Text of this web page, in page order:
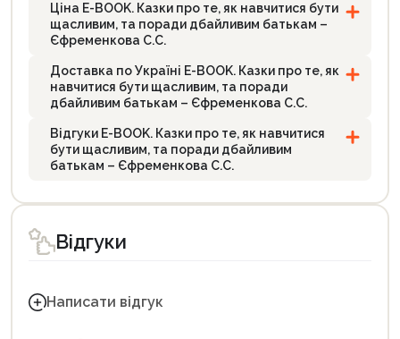
Ціна E-BOOK. Казки про те, як навчитися бути
щасливим, та поради дбайливим батькам –
Єфременкова С.С.
Доставка по Україні E-BOOK. Казки про те, як
навчитися бути щасливим, та поради
дбайливим батькам – Єфременкова С.С.
Відгуки E-BOOK. Казки про те, як навчитися
бути щасливим, та поради дбайливим
батькам – Єфременкова С.С.
Відгуки
Написати відгук